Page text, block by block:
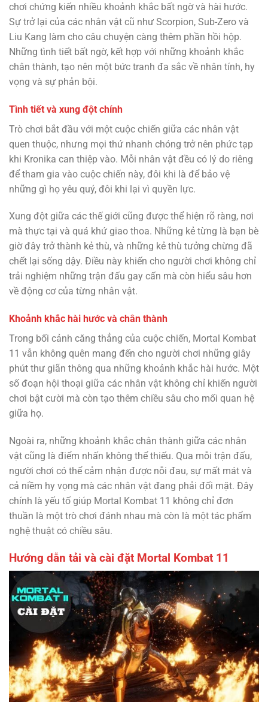
chơi chứng kiến nhiều khoảnh khắc bất ngờ và hài hước.
Sự trở lại của các nhân vật cũ như Scorpion, Sub-Zero và
Liu Kang làm cho câu chuyện càng thêm phần hồi hộp.
Những tình tiết bất ngờ, kết hợp với những khoảnh khắc
chân thành, tạo nên một bức tranh đa sắc về nhân tính, hy
vọng và sự phản bội.
Tình tiết và xung đột chính
Trò chơi bắt đầu với một cuộc chiến giữa các nhân vật
quen thuộc, nhưng mọi thứ nhanh chóng trở nên phức tạp
khi Kronika can thiệp vào. Mỗi nhân vật đều có lý do riêng
để tham gia vào cuộc chiến này, đôi khi là để bảo vệ
những gì họ yêu quý, đôi khi lại vì quyền lực.
Xung đột giữa các thế giới cũng được thể hiện rõ ràng, nơi
mà thực tại và quá khứ giao thoa. Những kẻ từng là bạn bè
giờ đây trở thành kẻ thù, và những kẻ thù tưởng chừng đã
chết lại sống dậy. Điều này khiến cho người chơi không chỉ
trải nghiệm những trận đấu gay cấn mà còn hiểu sâu hơn
về động cơ của từng nhân vật.
Khoảnh khắc hài hước và chân thành
Trong bối cảnh căng thẳng của cuộc chiến, Mortal Kombat
11 vẫn không quên mang đến cho người chơi những giây
phút thư giãn thông qua những khoảnh khắc hài hước. Một
số đoạn hội thoại giữa các nhân vật không chỉ khiến người
chơi bật cười mà còn tạo thêm chiều sâu cho mối quan hệ
giữa họ.
Ngoài ra, những khoảnh khắc chân thành giữa các nhân
vật cũng là điểm nhấn không thể thiếu. Qua mỗi trận đấu,
người chơi có thể cảm nhận được nỗi đau, sự mất mát và
cả niềm hy vọng mà các nhân vật đang phải đối mặt. Đây
chính là yếu tố giúp Mortal Kombat 11 không chỉ đơn
thuần là một trò chơi đánh nhau mà còn là một tác phẩm
nghệ thuật có chiều sâu.
Hướng dẫn tải và cài đặt Mortal Kombat 11